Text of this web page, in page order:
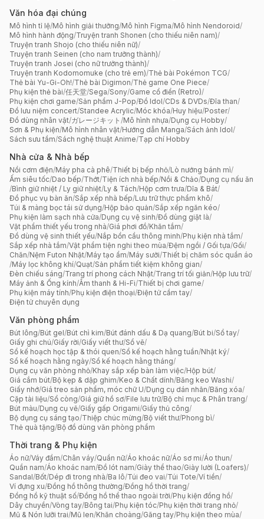
Văn hóa đại chúng
Mô hình tỉ lệ/Mô hình giải thưởng/Mô hình Figma/Mô hình Nendoroid/
Mô hình hành động/Truyện tranh Shonen (cho thiếu niên nam)/
Truyện tranh Shojo (cho thiếu niên nữ)/
Truyện tranh Seinen (cho nam trưởng thành)/
Truyện tranh Josei (cho nữ trưởng thành)/
Truyện tranh Kodomomuke (cho trẻ em)/Thẻ bài Pokémon TCG/
Thẻ bài Yu-Gi-Oh!/Thẻ bài Digimon/Thẻ game One Piece/
Phụ kiện thẻ bài/任天堂/Sega/Sony/Game cổ điển (Retro)/
Phụ kiện chơi game/Sản phẩm J-Pop/Đồ Idol/CDs & DVDs/Đĩa than/
Đồ lưu niệm concert/Standee Acrylic/Móc khóa/Huy hiệu/Poster/
Đồ dùng nhân vật/ガレージキット /Mô hình nhựa/Dụng cụ Hobby/
Sơn & Phụ kiện/Mô hình nhân vật/Hướng dẫn Manga/Sách ảnh Idol/
Sách sưu tầm/Sách nghệ thuật Anime/Tạp chí Hobby
Nhà cửa & Nhà bếp
Nồi cơm điện/Máy pha cà phê/Thiết bị bếp nhỏ/Lò nướng bánh mì/
Ấm siêu tốc/Dao bếp/Thớt/Tiện ích nhà bếp/Nồi & Chảo/Dụng cụ nấu ăn
/Bình giữ nhiệt / Ly giữ nhiệt/Ly & Tách/Hộp cơm trưa/Dĩa & Bát/
Đồ phục vụ bàn ăn/Sắp xếp nhà bếp/Lưu trữ thực phẩm khô/
Túi & màng bọc tái sử dụng/Hộp bảo quản/Sắp xếp ngăn kéo/
Phụ kiện làm sạch nhà cửa/Dụng cụ vệ sinh/Đồ dùng giặt là/
Vật phẩm thiết yếu trong nhà/Giá phơi đồ/Khăn tắm/
Đồ dùng vệ sinh thiết yếu/Nắp bồn cầu thông minh/Phụ kiện nhà tắm/
Sắp xếp nhà tắm/Vật phẩm tiện nghi theo mùa/Đệm ngồi / Gối tựa/Gối/
Chăn/Nệm Futon Nhật/Máy tạo ẩm/Máy sưởi/Thiết bị chăm sóc quần áo
/Máy lọc không khí/Quạt/Sản phẩm tiết kiệm không gian/
Đèn chiếu sáng/Trang trí phong cách Nhật/Trang trí tối giản/Hộp lưu trữ/
Máy ảnh & Ống kính/Âm thanh & Hi-Fi/Thiết bị chơi game/
Phụ kiện máy tính/Phụ kiện điện thoại/Điện tử cầm tay/
Điện tử chuyên dụng
Văn phòng phẩm
Bút lông/Bút gel/Bút chì kim/Bút đánh dấu & Dạ quang/Bút bi/Sổ tay/
Giấy ghi chú/Giấy rời/Giấy viết thư/Sổ vẽ/
Sổ kế hoạch học tập & thói quen/Sổ kế hoạch hằng tuần/Nhật ký/
Sổ kế hoạch hằng ngày/Sổ kế hoạch hằng tháng/
Dụng cụ văn phòng nhỏ/Khay sắp xếp bàn làm việc/Hộp bút/
Giá cắm bút/Bộ kẹp & dập ghim/Keo & Chất dính/Băng keo Washi/
Giấy nhớ/Giá treo sản phẩm, móc chữ U/Dụng cụ dán nhãn/Băng xóa/
Cặp tài liệu/Sổ còng/Giá giữ hồ sơ/File lưu trữ/Bộ chỉ mục & Phân trang/
Bút màu/Dụng cụ vẽ/Giấy gấp Origami/Giấy thủ công/
Bộ dụng cụ sáng tạo/Thiệp chúc mừng/Bộ viết thư/Phong bì/
Thẻ quà tặng/Bộ đồ dùng văn phòng phẩm
Thời trang & Phụ kiện
Áo nữ/Váy đầm/Chân váy/Quần nữ/Áo khoác nữ/Áo sơ mi/Áo thun/
Quần nam/Áo khoác nam/Đồ lót nam/Giày thể thao/Giày lười (Loafers)/
Sandal/Bốt/Dép đi trong nhà/Ba lô/Túi đeo vai/Túi Tote/Ví tiền/
Ví đựng xu/Đồng hồ thông thường/Đồng hồ thời trang/
Đồng hồ kỹ thuật số/Đồng hồ thể thao ngoài trời/Phụ kiện đồng hồ/
Dây chuyền/Vòng tay/Bông tai/Phụ kiện tóc/Phụ kiện thời trang nhỏ/
Mũ & Nón lưỡi trai/Mũ len/Khăn choàng/Găng tay/Phụ kiện theo mùa/